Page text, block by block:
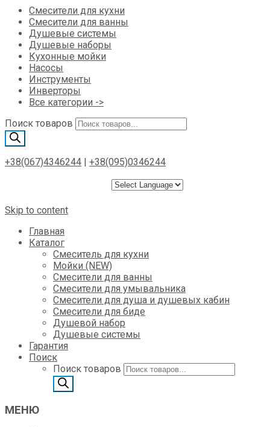
Смесители для кухни
Смесители для ванны
Душевые системы
Душевые наборы
Кухонные мойки
Насосы
Инструменты
Инверторы
Все категории ->
Поиск товаров
+38(067)4346244 | +38(095)0346244
Skip to content
Главная
Каталог
Смеситель для кухни
Мойки (NEW)
Смесители для ванны
Смесители для умывальника
Смесители для душа и душевых кабин
Смесители для биде
Душевой набор
Душевые системы
Гарантия
Поиск
Поиск товаров
МЕНЮ